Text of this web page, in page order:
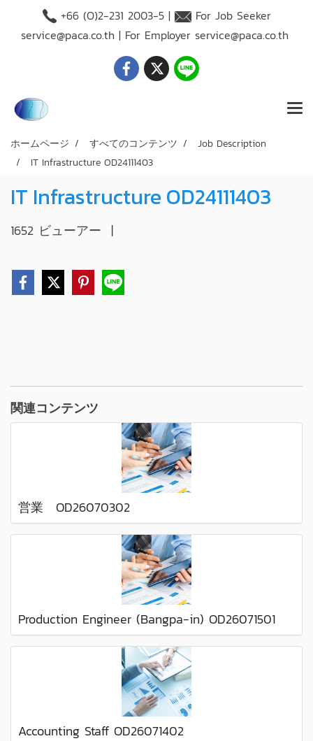
+66 (O)2-231 2003-5 |
For Job Seeker
service@paca.co.th | For Employer service@paca.co.th
ホームページ すべてのコンテンツ
Job Description
IT Infrastructure OD24111403
IT Infrastructure OD24111403
1652 ビューアー |
関連コンテンツ
営業 OD26070302
Production Engineer (Bangpa-in) OD26071501
Accounting Staff OD26071402